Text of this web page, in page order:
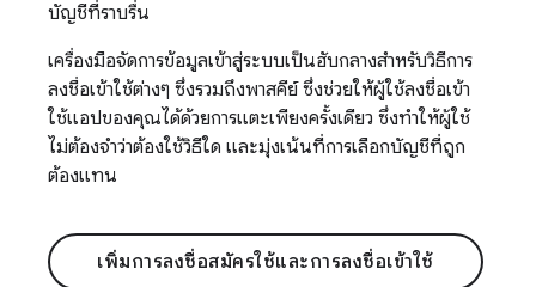
บัญชีที่ราบรื่น
เครื่องมือจัดการข้อมูลเข้าสู่ระบบเป็นฮับกลางสำหรับวิธีการ
ลงชื่อเข้าใช้ต่างๆ ซึ่งรวมถึงพาสคีย์ ซึ่งช่วยให้ผู้ใช้ลงชื่อเข้า
ใช้แอปของคุณได้ด้วยการแตะเพียงครั้งเดียว ซึ่งทำให้ผู้ใช้
ไม่ต้องจำว่าต้องใช้วิธีใด และมุ่งเน้นที่การเลือกบัญชีที่ถูก
ต้องแทน
เพิ่มการลงชื่อสมัครใช้และการลงชื่อเข้าใช้